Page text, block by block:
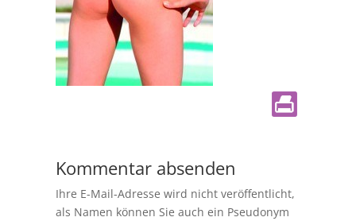
Kommentar absenden
Ihre E-Mail-Adresse wird nicht veröffentlicht,
als Namen können Sie auch ein Pseudonym